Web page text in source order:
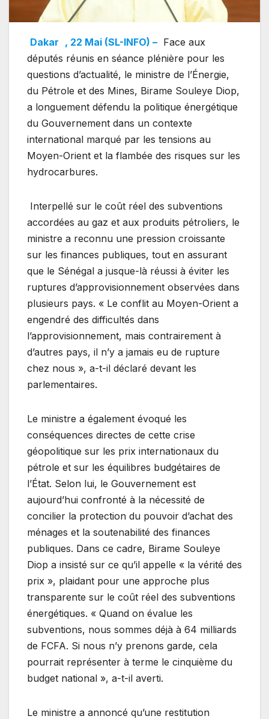
Dakar , 22 Mai (SL-INFO) – Face aux
députés réunis en séance plénière pour les
questions d’actualité, le ministre de l’Énergie,
du Pétrole et des Mines, Birame Souleye Diop,
a longuement défendu la politique énergétique
du Gouvernement dans un contexte
international marqué par les tensions au
Moyen-Orient et la flambée des risques sur les
hydrocarbures.
Interpellé sur le coût réel des subventions
accordées au gaz et aux produits pétroliers, le
ministre a reconnu une pression croissante
sur les finances publiques, tout en assurant
que le Sénégal a jusque-là réussi à éviter les
ruptures d’approvisionnement observées dans
plusieurs pays. « Le conflit au Moyen-Orient a
engendré des difficultés dans
l’approvisionnement, mais contrairement à
d’autres pays, il n’y a jamais eu de rupture
chez nous », a-t-il déclaré devant les
parlementaires.
Le ministre a également évoqué les
conséquences directes de cette crise
géopolitique sur les prix internationaux du
pétrole et sur les équilibres budgétaires de
l’État. Selon lui, le Gouvernement est
aujourd’hui confronté à la nécessité de
concilier la protection du pouvoir d’achat des
ménages et la soutenabilité des finances
publiques. Dans ce cadre, Birame Souleye
Diop a insisté sur ce qu’il appelle « la vérité des
prix », plaidant pour une approche plus
transparente sur le coût réel des subventions
énergétiques. « Quand on évalue les
subventions, nous sommes déjà à 64 milliards
de FCFA. Si nous n’y prenons garde, cela
pourrait représenter à terme le cinquième du
budget national », a-t-il averti.
Le ministre a annoncé qu’une restitution